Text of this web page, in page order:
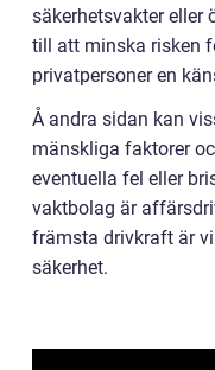
säkerhetsvakter eller
till att minska risken
privatpersoner en
Å andra sidan kan
mänskliga faktorer
eventuella fel eller
vaktbolag är
främsta drivkraft är
säkerhet.